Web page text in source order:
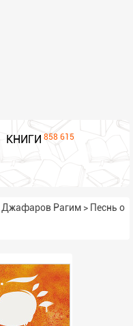
КНИГИ 858 615
Джафаров Рагим > Песнь о